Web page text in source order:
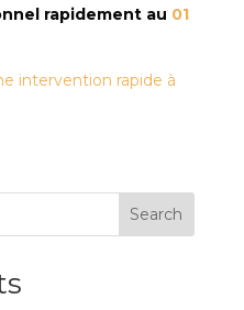
rapidement au 01
intervention rapide à
Search